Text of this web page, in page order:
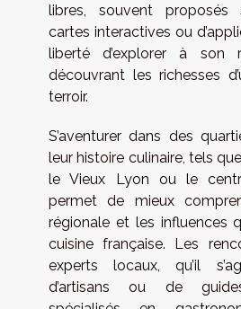
libres, souvent
cartes interactives ou
liberté d’explorer à son
découvrant les richesses
terroir.
S’aventurer dans des
leur histoire culinaire, tels
le Vieux Lyon ou le
permet de mieux
régionale et les influences
cuisine française. Les
experts locaux, qu’il
d’artisans ou de